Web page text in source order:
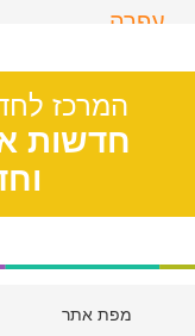
עפרה
המרכז
חדשות
מפת אתר